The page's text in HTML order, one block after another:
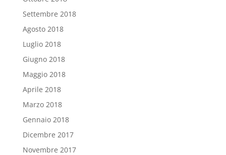
Settembre 2018
Agosto 2018
Luglio 2018
Giugno 2018
Maggio 2018
Aprile 2018
Marzo 2018
Gennaio 2018
Dicembre 2017
Novembre 2017